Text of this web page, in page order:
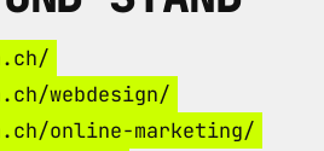
webdesign/
online-marketing/